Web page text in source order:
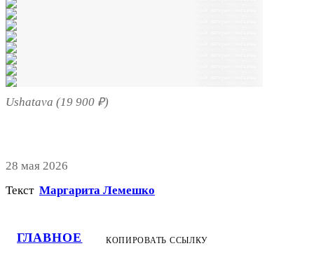
ГЛАВНОЕ
Ushatava (19 900 ₽)
28 мая 2026
Текст Маргарита Лемешко
КОПИРОВАТЬ ССЫЛКУ